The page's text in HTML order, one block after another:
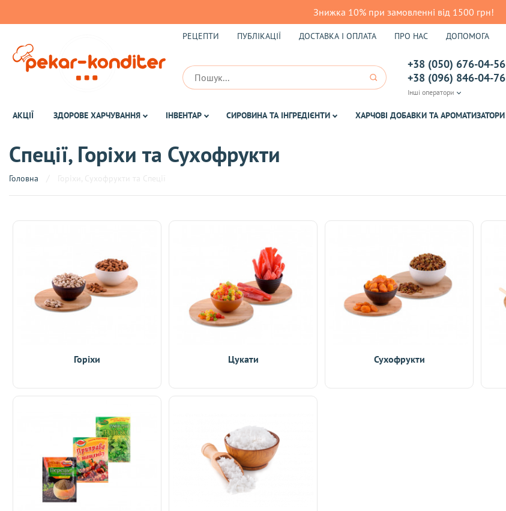
Знижка 10% при замовленні від 1500 грн!
РЕЦЕПТИ ПУБЛІКАЦІЇ ДОСТАВКА І ОПЛАТА ПРО НАС ДОПОМОГА
+38 (050) 676-04-56
+38 (096) 846-04-76
Інші оператори
АКЦІЇ ЗДОРОВЕ ХАРЧУВАННЯ ІНВЕНТАР СИРОВИНА ТА ІНГРЕДІЄНТИ ХАРЧОВІ ДОБАВКИ ТА АРОМАТИЗАТОРИ
Спеції, Горіхи та Сухофрукти
Головна
Горіхи Цукати Сухофрукти